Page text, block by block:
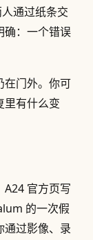
通过纸条交
确：一个错误
在门外。你可
里有什么变
A24 官方页写
的一次假
通过影像、录